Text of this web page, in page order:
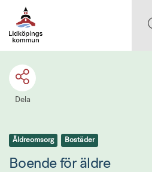
Dela
Äldreomsorg Bostäder
Boende för äldre